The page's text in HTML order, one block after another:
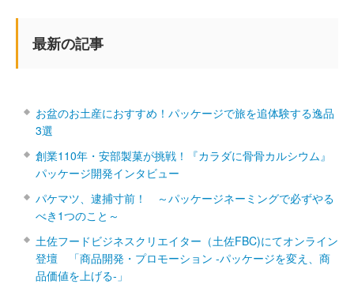
最新の記事
お盆のお土産におすすめ！パッケージで旅を追体験する逸品
3選
創業110年・安部製菓が挑戦！『カラダに骨骨カルシウム』
パッケージ開発インタビュー
パケマツ、逮捕寸前！ ～パッケージネーミングで必ずやる
べき1つのこと～
土佐フードビジネスクリエイター（土佐FBC)にてオンライン
登壇 「商品開発・プロモーション ‐パッケージを変え、商
品価値を上げる‐」